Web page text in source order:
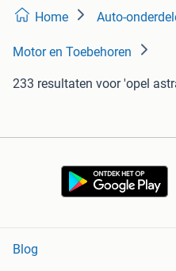
Home Auto-
Motor en Toebehoren
233 resultaten voor 'opel
Blog